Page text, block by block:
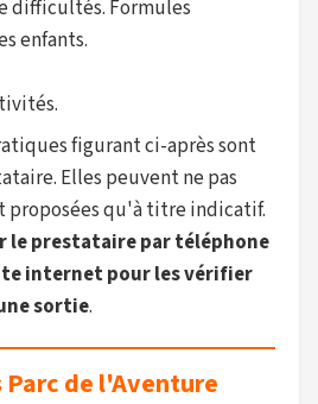
difficultés. Formules
enfants.
figurant ci-après sont
Elles peuvent ne pas
proposées qu'à titre indicatif.
le prestataire par téléphone
internet pour les vérifier
sortie.
de l'Aventure